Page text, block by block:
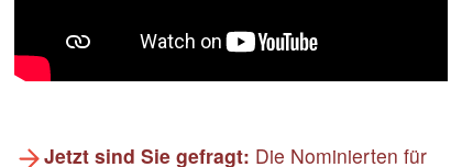
Jetzt sind Sie gefragt: Die Nominierten für